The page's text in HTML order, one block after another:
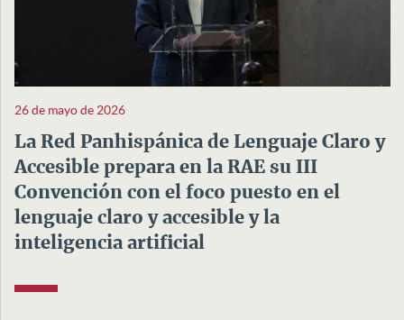
26 de mayo de 2026
La Red Panhispánica de Lenguaje Claro y
Accesible prepara en la RAE su III
Convención con el foco puesto en el
lenguaje claro y accesible y la
inteligencia artificial